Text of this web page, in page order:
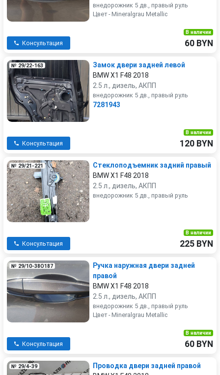
внедорожник 5 дв., правый руль
Цвет - Mineralgrau Metallic
Консультация
В наличии
60 BYN
№ 29/22-163
Замок двери задней левой
BMW X1 F48 2018
2.5 л., дизель, АКПП
внедорожник 5 дв., правый руль
7281943
Консультация
В наличии
120 BYN
№ 29/21-221
Стеклоподъемник задний правый
BMW X1 F48 2018
2.5 л., дизель, АКПП
внедорожник 5 дв., правый руль
Консультация
В наличии
225 BYN
№ 29/10-38О187
Ручка наружная двери задней
правой
BMW X1 F48 2018
2.5 л., дизель, АКПП
внедорожник 5 дв., правый руль
Цвет - Mineralgrau Metallic
Консультация
В наличии
60 BYN
№ 29/4-39
Проводка двери задней правой